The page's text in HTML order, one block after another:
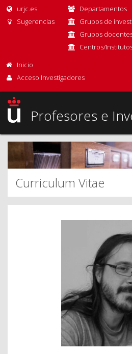
urjc.es
Sugerencias
Departamentos
Grupos de
Grupos
Centros/
Inicio
Acceso Investigadores
Profesores e
Curriculum Vitae